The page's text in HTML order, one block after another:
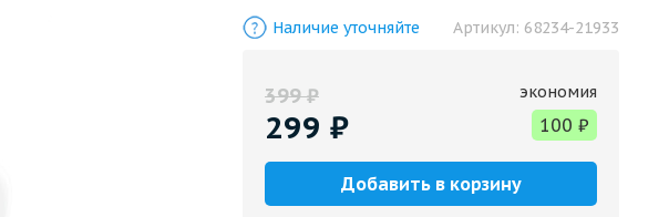
Наличие уточняйте Артикул: 68234-21933
399₽
299 ₽
экономия
100 ₽
Добавить в корзину